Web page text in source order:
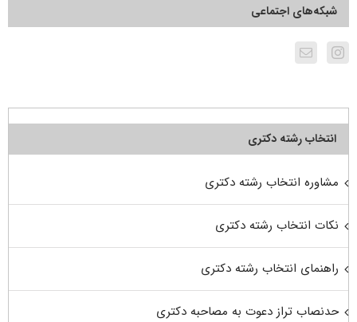
شبکه‌های اجتماعی
انتخاب رشته دکتری
مشاوره انتخاب رشته دکتری
نکات انتخاب رشته دکتری
راهنمای انتخاب رشته دکتری
حدنصاب تراز دعوت به مصاحبه دکتری